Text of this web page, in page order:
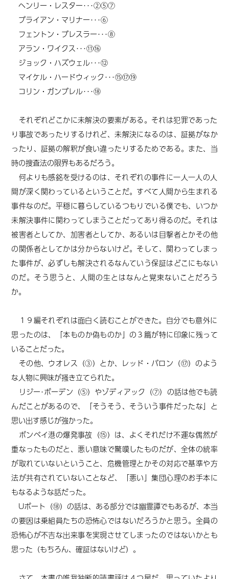
ヘンリー・レスター･･･②⑤⑦
ブライアン・マリナー･･･⑥
フェントン・ブレスラー･･･⑧
アラン・ワイクス･･･⑪⑯
ジョック・ハズウェル･･･⑫
マイケル・ハードウィック･･･⑮⑰⑲
コリン・ガンブレル･･･⑱
それぞれどこかに未解決の要素がある。それは犯罪であった
り事故であったりするけれど、未解決になるのは、証拠がなか
ったり、証拠の解釈が食い違ったりするためである。また、当
時の捜査法の限界もあるだろう。
何よりも感銘を受けるのは、それぞれの事件に一人一人の人
間が深く関わっているということだ。すべて人間から生まれる
事件なのだ。平穏に暮らしているつもりでいる僕でも、いつか
未解決事件に関わってしまうことだってあり得るのだ。それは
被害者としてか、加害者としてか、あるいは目撃者とかその他
の関係者としてかは分からないけど。そして、関わってしまっ
た事件が、必ずしも解決されるなんていう保証はどこにもない
のだ。そう思うと、人間の生とはなんと覚束ないことだろう
か。
１９編それぞれは面白く読むことができた。自分でも意外に
思ったのは、「本ものか偽ものか」の３篇が特に印象に残って
いることだった。
その他、ウオレス（③）とか、レッド・バロン（⑰）のよう
な人物に興味が掻き立てられた。
リジー･ボーデン（⑤）やゾディアック（⑦）の話は他でも読
んだことがあるので、「そうそう、そういう事件だったな」と
思い出す感じが強かった。
ボンベイ港の爆発事故（⑮）は、よくそれだけ不運な偶然が
重なったものだと、悪い意味で驚嘆したものだが、全体の統率
が取れていないということ、危機管理とかその対応で基準や方
法が共有されていないことなど、「悪い」集団心理のお手本に
もなるような話だった。
Uボート（⑱）の話は、ある部分では幽霊譚でもあるが、本当
の要因は乗組員たちの恐怖心ではないだろうかと思う。全員の
恐怖心が不吉な出来事を実現させてしまったのではないかとも
思った（もちろん、確証はないけど）。